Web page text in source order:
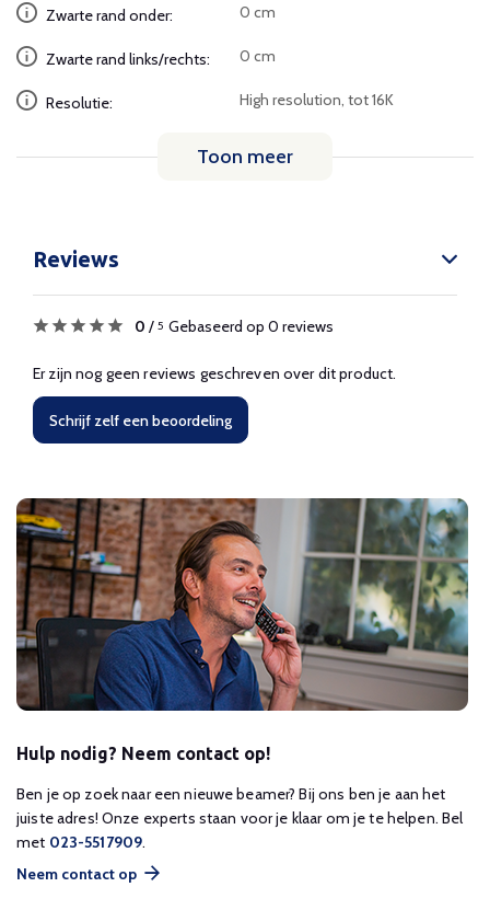
Zwarte rand onder: 0 cm
Zwarte rand links/rechts: 0 cm
Resolutie: High resolution, tot 16K
Toon meer
Reviews
0 / 5 Gebaseerd op 0 reviews
Er zijn nog geen reviews geschreven over dit product.
Schrijf zelf een beoordeling
Hulp nodig? Neem contact op!
Ben je op zoek naar een nieuwe beamer? Bij ons ben je aan het
juiste adres! Onze experts staan voor je klaar om je te helpen. Bel
met 023-5517909.
Neem contact op